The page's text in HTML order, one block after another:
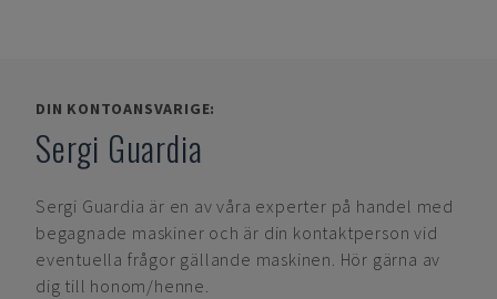
DIN KONTOANSVARIGE:
Sergi Guardia
Sergi Guardia är en av våra experter på handel med
begagnade maskiner och är din kontaktperson vid
eventuella frågor gällande maskinen. Hör gärna av
dig till honom/henne.